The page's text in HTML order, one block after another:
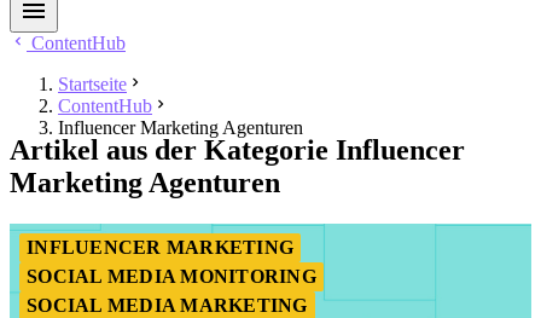
ContentHub
Startseite
ContentHub
Influencer Marketing Agenturen
Artikel aus der Kategorie Influencer
Marketing Agenturen
INFLUENCER MARKETING
SOCIAL MEDIA MONITORING
SOCIAL MEDIA MARKETING